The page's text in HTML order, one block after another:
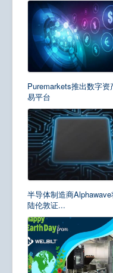
Puremarkets推出数字资
易平台
半导体制造商
陆伦敦证...